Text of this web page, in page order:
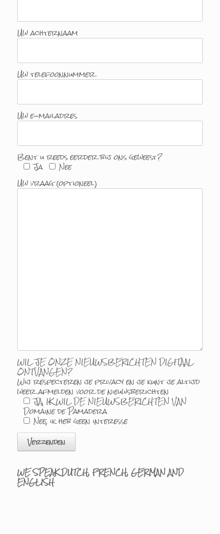
Uw achternaam
Uw telefoonnummer
Uw e-mailadres
Bent u reeds eerder bij ons geweest?
Ja
Nee
Uw vraag (optioneel)
WIL JE ONZE NIEUWSBERICHTEN DIGITAAL
ONTVANGEN?
Wij respecteren je privacy en je kunt je altijd
weer afmelden voor de nieuwsberichten
JA, IK WIL DE NIEUWSBERICHTEN VAN
Domaine de Pamadera
Nee, ik heb geen interesse
WE SPEAK DUTCH, FRENCH, GERMAN AND
ENGLISH